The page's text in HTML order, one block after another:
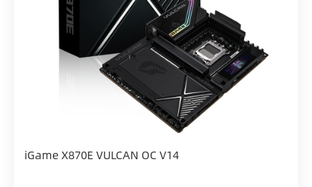
iGame X870E VULCAN OC V14